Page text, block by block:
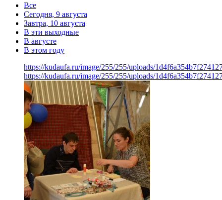
Все
Сегодня, 9 августа
Завтра, 10 августа
В эти выходные
В августе
В этом году
https://kudaufa.ru/image/255/255/uploads/
https://kudaufa.ru/image/255/255/uploads/